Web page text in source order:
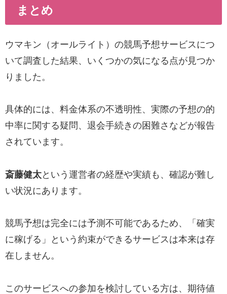
まとめ
ウマキン（オールライト）の競馬予想サービスにつ
いて調査した結果、いくつかの気になる点が見つか
りました。
具体的には、料金体系の不透明性、実際の予想の的
中率に関する疑問、退会手続きの困難さなどが報告
されています。
斎藤健太という運営者の経歴や実績も、確認が難し
い状況にあります。
競馬予想は完全には予測不可能であるため、「確実
に稼げる」という約束ができるサービスは本来は存
在しません。
このサービスへの参加を検討している方は、期待値